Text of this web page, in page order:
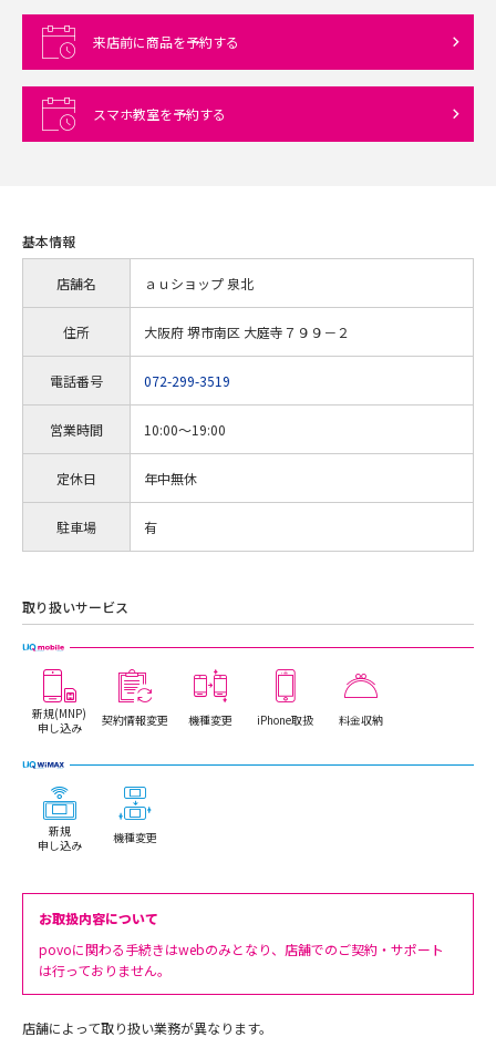
来店前に商品を予約する
スマホ教室を予約する
基本情報
店舗名 ａｕショップ 泉北
住所 大阪府 堺市南区 大庭寺７９９－２
電話番号 072-299-3519
営業時間 10:00～19:00
定休日 年中無休
駐車場 有
取り扱いサービス
新規(MNP)
申し込み
契約情報変更 機種変更 iPhone取扱 料金収納
新規
申し込み
機種変更
お取扱内容について
povoに関わる手続きはwebのみとなり、店舗でのご契約・サポート
は行っておりません。
店舗によって取り扱い業務が異なります。